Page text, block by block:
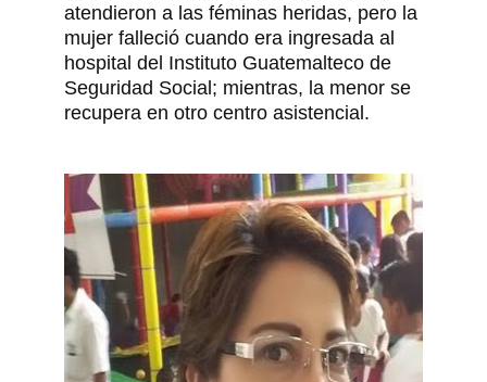
atendieron a las féminas heridas, pero la
mujer falleció cuando era ingresada al
hospital del Instituto Guatemalteco de
Seguridad Social; mientras, la menor se
recupera en otro centro asistencial.